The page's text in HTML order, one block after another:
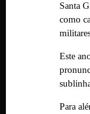
Santa
como
Este
Para